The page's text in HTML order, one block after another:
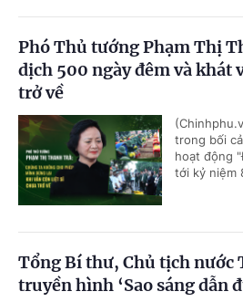
Phó Thủ tướng Phạm Thị
dịch 500 ngày đêm và khát
trở về
trong bối
hoạt động
tới kỷ niệm
Tổng Bí thư, Chủ tịch nước
truyền hình ‘Sao sáng dẫn